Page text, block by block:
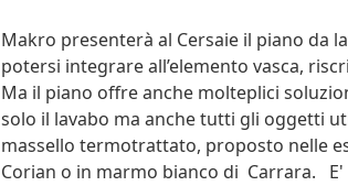
Makro presenterà al Cersaie il piano da
potersi integrare all’elemento vasca,
Ma il piano offre anche molteplici
solo il lavabo ma anche tutti gli oggetti
massello termotrattato, proposto nelle
Corian o in marmo bianco di Carrara. E'